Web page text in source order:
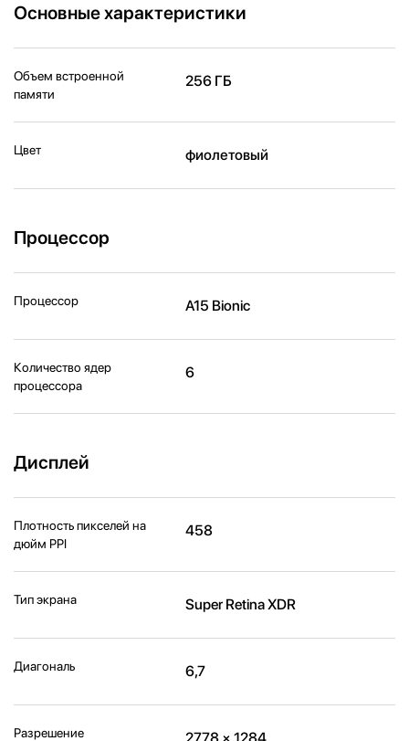
Основные характеристики
Объем встроенной
памяти
256 ГБ
Цвет фиолетовый
Процессор
Процессор A15 Bionic
Количество ядер
процессора
6
Дисплей
Плотность пикселей на
дюйм PPI
458
Тип экрана Super Retina XDR
Диагональ 6,7
Разрешение